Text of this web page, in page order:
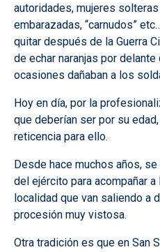
autoridades, mujeres
embarazadas, “carnudos”
quitar después de la Guerra
de echar naranjas por
ocasiones dañaban a los
Hoy en día, por la
que deberían ser por su
reticencia para ello.
Desde hace muchos años,
del ejército para acompañar
localidad que van saliendo a
procesión muy vistosa.
Otra tradición es que en San